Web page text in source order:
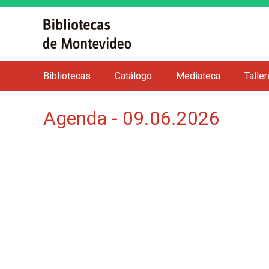
Agenda - 09.06.2026
n
Bibliotecas Catálogo Mediateca